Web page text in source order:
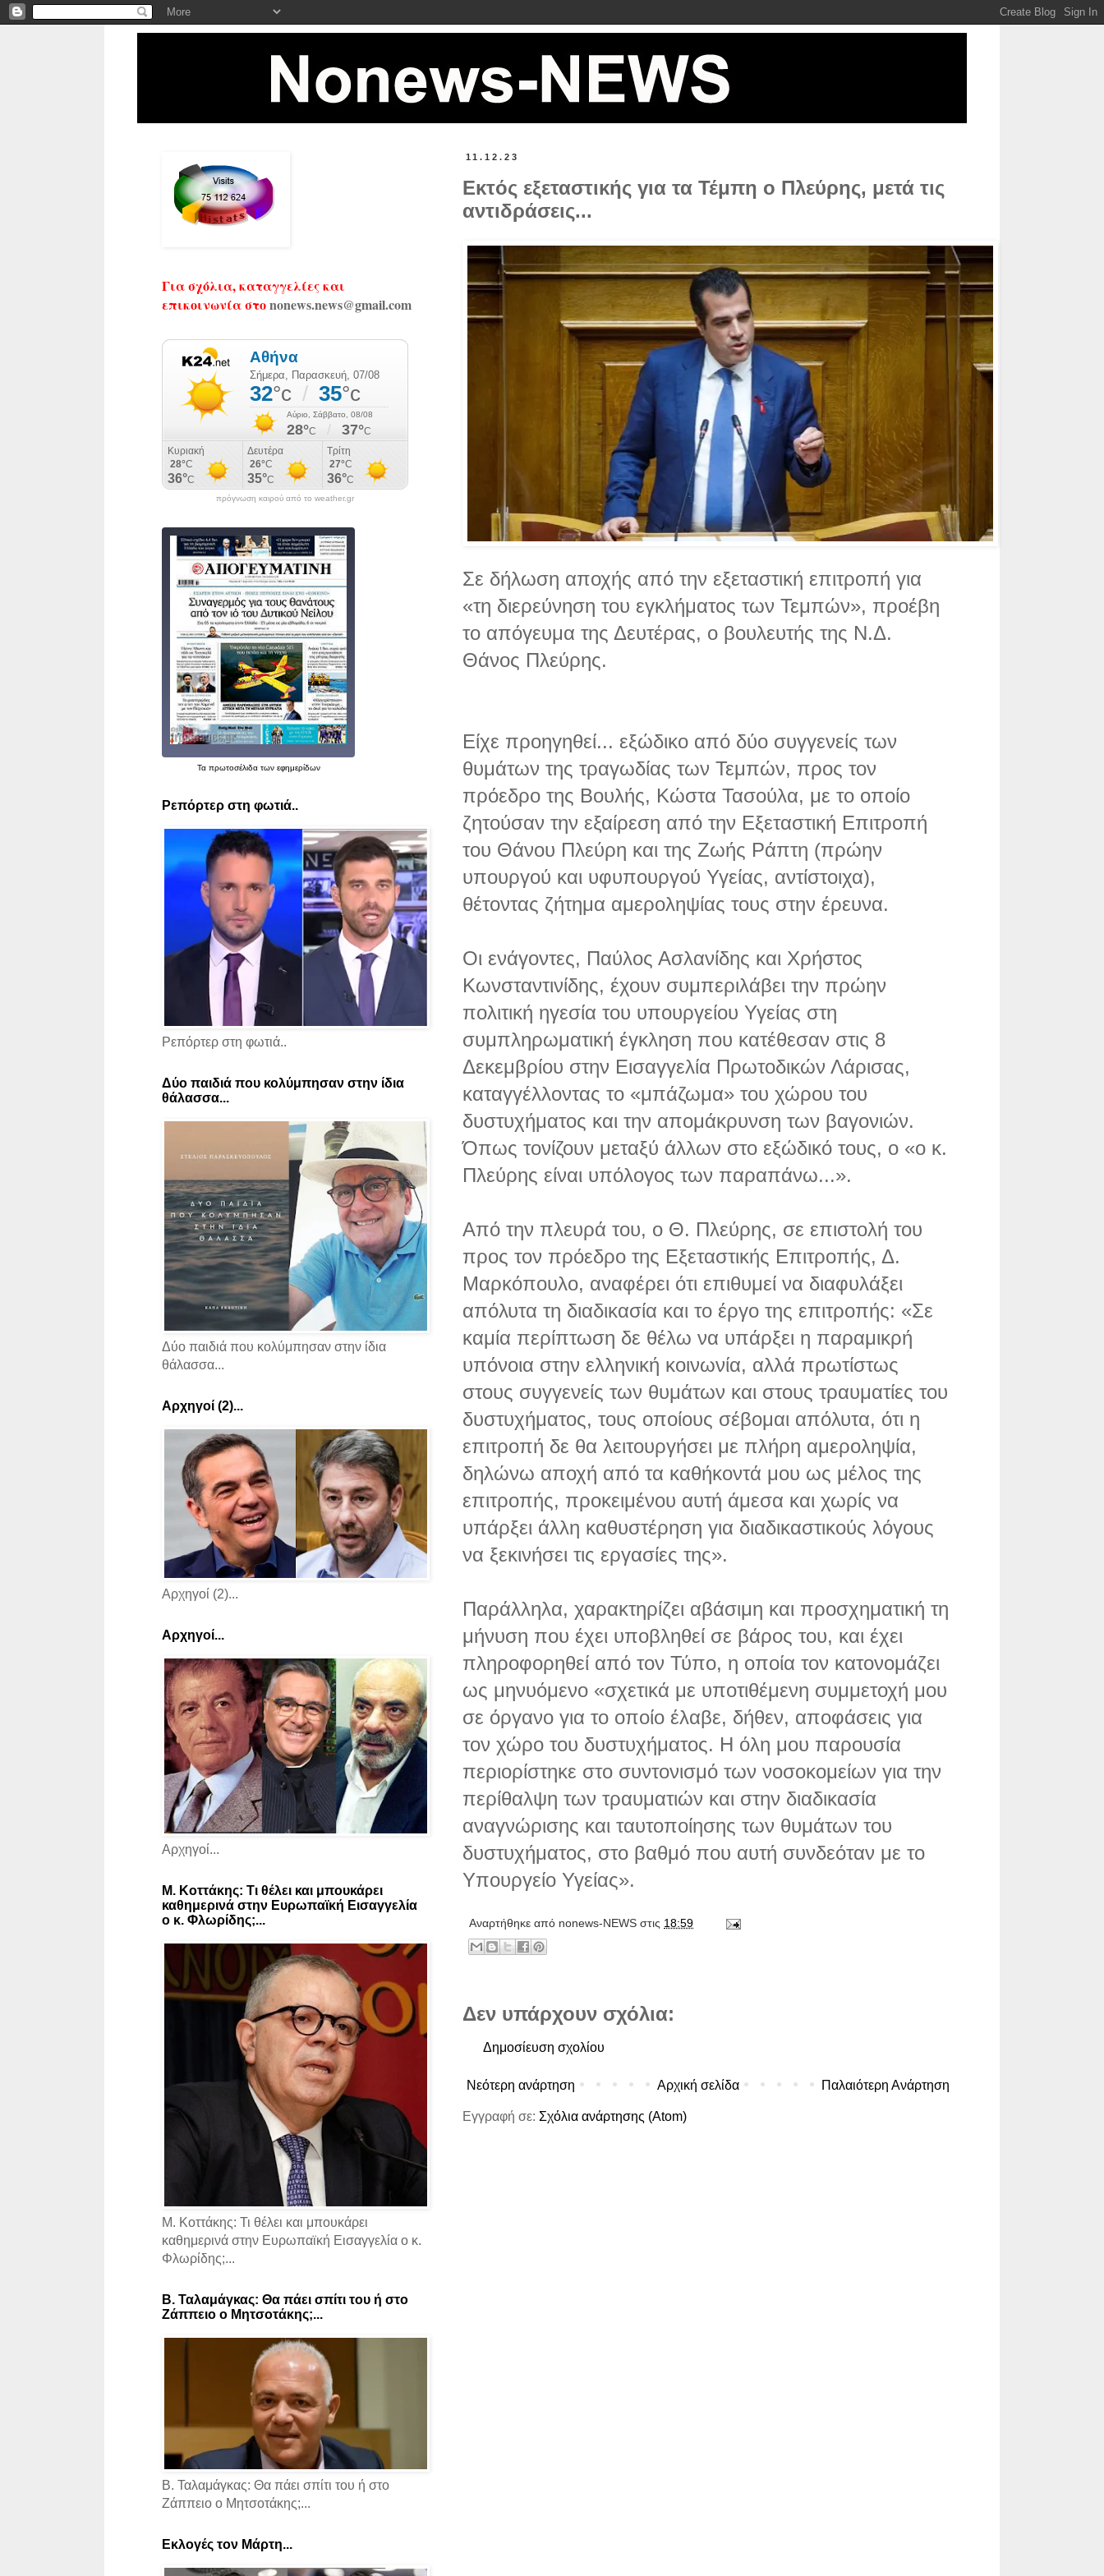
11.12.23
Εκτός εξεταστικής για τα Τέμπη ο Πλεύρης, μετά τις
αντιδράσεις...
Σε δήλωση αποχής από την εξεταστική επιτροπή για
«τη διερεύνηση του εγκλήματος των Τεμπών», προέβη
το απόγευμα της Δευτέρας, ο βουλευτής της Ν.Δ.
Θάνος Πλεύρης.
Είχε προηγηθεί... εξώδικο από δύο συγγενείς των
θυμάτων της τραγωδίας των Τεμπών, προς τον
πρόεδρο της Βουλής, Κώστα Τασούλα, με το οποίο
ζητούσαν την εξαίρεση από την Εξεταστική Επιτροπή
του Θάνου Πλεύρη και της Ζωής Ράπτη (πρώην
υπουργού και υφυπουργού Υγείας, αντίστοιχα),
θέτοντας ζήτημα αμεροληψίας τους στην έρευνα.
Οι ενάγοντες, Παύλος Ασλανίδης και Χρήστος
Κωνσταντινίδης, έχουν συμπεριλάβει την πρώην
πολιτική ηγεσία του υπουργείου Υγείας στη
συμπληρωματική έγκληση που κατέθεσαν στις 8
Δεκεμβρίου στην Εισαγγελία Πρωτοδικών Λάρισας,
καταγγέλλοντας το «μπάζωμα» του χώρου του
δυστυχήματος και την απομάκρυνση των βαγονιών.
Όπως τονίζουν μεταξύ άλλων στο εξώδικό τους, ο «ο κ.
Πλεύρης είναι υπόλογος των παραπάνω...».
Από την πλευρά του, ο Θ. Πλεύρης, σε επιστολή του
προς τον πρόεδρο της Εξεταστικής Επιτροπής, Δ.
Μαρκόπουλο, αναφέρει ότι επιθυμεί να διαφυλάξει
απόλυτα τη διαδικασία και το έργο της επιτροπής: «Σε
καμία περίπτωση δε θέλω να υπάρξει η παραμικρή
υπόνοια στην ελληνική κοινωνία, αλλά πρωτίστως
στους συγγενείς των θυμάτων και στους τραυματίες του
δυστυχήματος, τους οποίους σέβομαι απόλυτα, ότι η
επιτροπή δε θα λειτουργήσει με πλήρη αμεροληψία,
δηλώνω αποχή από τα καθήκοντά μου ως μέλος της
επιτροπής, προκειμένου αυτή άμεσα και χωρίς να
υπάρξει άλλη καθυστέρηση για διαδικαστικούς λόγους
να ξεκινήσει τις εργασίες της».
Παράλληλα, χαρακτηρίζει αβάσιμη και προσχηματική τη
μήνυση που έχει υποβληθεί σε βάρος του, και έχει
πληροφορηθεί από τον Τύπο, η οποία τον κατονομάζει
ως μηνυόμενο «σχετικά με υποτιθέμενη συμμετοχή μου
σε όργανο για το οποίο έλαβε, δήθεν, αποφάσεις για
τον χώρο του δυστυχήματος. Η όλη μου παρουσία
περιορίστηκε στο συντονισμό των νοσοκομείων για την
περίθαλψη των τραυματιών και στην διαδικασία
αναγνώρισης και ταυτοποίησης των θυμάτων του
δυστυχήματος, στο βαθμό που αυτή συνδεόταν με το
Υπουργείο Υγείας».
Αναρτήθηκε από nonews-NEWS στις 18:59
Δεν υπάρχουν σχόλια:
Δημοσίευση σχολίου
Νεότερη ανάρτηση Παλαιότερη Ανάρτηση
Αρχική σελίδα
Εγγραφή σε: Σχόλια ανάρτησης (Atom)
Για σχόλια, καταγγελίες και
επικοινωνία στοnonews.news@gmail.com
πρόγνωση καιρού από το weather.gr
Τα πρωτοσέλιδατων εφημερίδων
Ρεπόρτερ στη φωτιά..
Ρεπόρτερ στη φωτιά..
Δύο παιδιά που κολύμπησαν στην ίδια
θάλασσα...
Δύο παιδιά που κολύμπησαν στην ίδια
θάλασσα...
Αρχηγοί (2)...
Αρχηγοί (2)...
Αρχηγοί...
Αρχηγοί...
Μ. Κοττάκης: Τι θέλει και μπουκάρει
καθημερινά στην Ευρωπαϊκή Εισαγγελία
ο κ. Φλωρίδης;...
Μ. Κοττάκης: Τι θέλει και μπουκάρει
καθημερινά στην Ευρωπαϊκή Εισαγγελία ο κ.
Φλωρίδης;...
Β. Ταλαμάγκας: Θα πάει σπίτι του ή στο
Ζάππειο ο Μητσοτάκης;...
Β. Ταλαμάγκας: Θα πάει σπίτι του ή στο
Ζάππειο ο Μητσοτάκης;...
Εκλογές τον Μάρτη...